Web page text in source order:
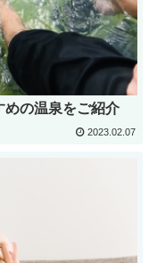
めの温泉をご紹介
2023.02.07